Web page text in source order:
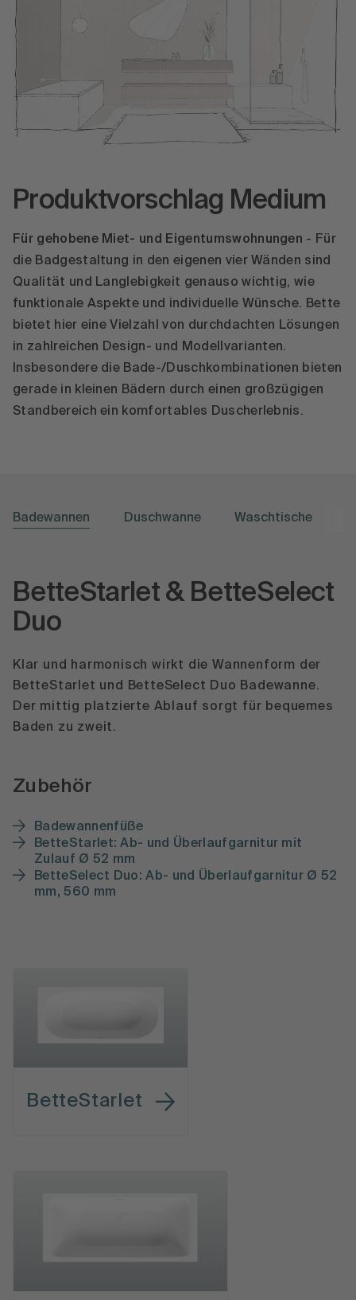
Produktvorschlag Medium
Für gehobene Miet- und Eigentumswohnungen - Für
die Badgestaltung in den eigenen vier Wänden sind
Qualität und Langlebigkeit genauso wichtig, wie
funktionale Aspekte und individuelle Wünsche. Bette
bietet hier eine Vielzahl von durchdachten Lösungen
in zahlreichen Design- und Modellvarianten.
Insbesondere die Bade-/Duschkombinationen bieten
gerade in kleinen Bädern durch einen großzügigen
Standbereich ein komfortables Duscherlebnis.
Badewannen Duschwanne Waschtische
BetteStarlet & BetteSelect
Duo
Klar und harmonisch wirkt die Wannenform der
BetteStarlet und BetteSelect Duo Badewanne.
Der mittig platzierte Ablauf sorgt für bequemes
Baden zu zweit.
Zubehör
Badewannenfüße
BetteStarlet: Ab- und Überlaufgarnitur mit
Zulauf Ø 52 mm
BetteSelect Duo: Ab- und Überlaufgarnitur Ø 52
mm, 560 mm
BetteStarlet